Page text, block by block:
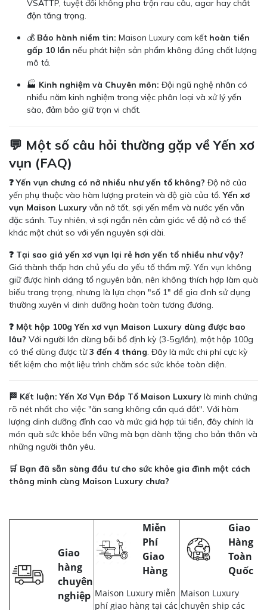
VSATTP, tuyệt đối không pha trộn rau câu, agar hay chất
độn tăng trọng.
💰 Bảo hành niềm tin: Maison Luxury cam kết hoàn tiền
gấp 10 lần nếu phát hiện sản phẩm không đúng chất lượng
mô tả.
🏭 Kinh nghiệm và Chuyên môn: Đội ngũ nghệ nhân có
nhiều năm kinh nghiệm trong việc phân loại và xử lý yến
sào, đảm bảo giữ trọn vi chất.
💬 Một số câu hỏi thường gặp về Yến xơ
vụn (FAQ)
❓ Yến vụn chưng có nở nhiều như yến tổ không? Độ nở của
yến phụ thuộc vào hàm lượng protein và độ già của tổ.Yến xơ
vụn Maison Luxury vẫn nở tốt, sợi yến mềm và nước yến vẫn
đặc sánh. Tuy nhiên, vì sợi ngắn nên cảm giác về độ nở có thể
khác một chút so với yến nguyên sợi dài.
❓ Tại sao giá yến xơ vụn lại rẻ hơn yến tổ nhiều như vậy?
Giá thành thấp hơn chủ yếu do yếu tố thẩm mỹ. Yến vụn không
giữ được hình dáng tổ nguyên bản, nên không thích hợp làm quà
biếu trang trọng, nhưng là lựa chọn "số 1" để gia đình sử dụng
thường xuyên vì dinh dưỡng hoàn toàn tương đương.
❓ Một hộp 100g Yến xơ vụn Maison Luxury dùng được bao
lâu? Với người lớn dùng bồi bổ định kỳ (3-5g/lần), một hộp 100g
có thể dùng được từ3 đến 4 tháng. Đây là mức chi phí cực kỳ
tiết kiệm cho một liệu trình chăm sóc sức khỏe toàn diện.
🏁 Kết luận: Yến Xơ Vụn Đắp Tổ Maison Luxury là minh chứng
rõ nét nhất cho việc "ăn sang không cần quá đắt". Với hàm
lượng dinh dưỡng đỉnh cao và mức giá hợp túi tiền, đây chính là
món quà sức khỏe bền vững mà bạn dành tặng cho bản thân và
những người thân yêu.
🛒 Bạn đã sẵn sàng đầu tư cho sức khỏe gia đình một cách
thông minh cùng Maison Luxury chưa?
Giao
hàng
chuyên
nghiệp
Miễn
Phí
Giao
Hàng
Maison Luxury miễn
phí giao hàng tại các
Giao
Hàng
Toàn
Quốc
Maison Luxury
chuyên ship các